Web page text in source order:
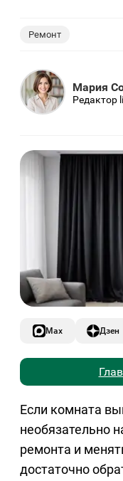
Ремонт
Мария
Редактор
Max Дзен
Если комната
необязательно
ремонта и
достаточно